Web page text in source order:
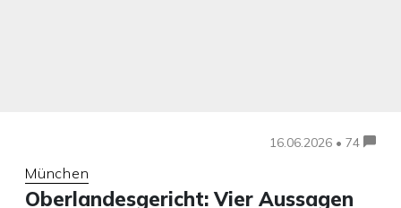
16.06.2026 • 74
München
Oberlandesgericht: Vier Aussagen